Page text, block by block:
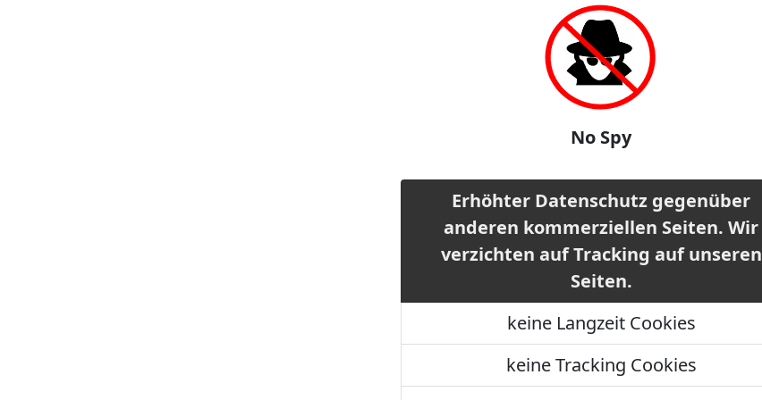
No Spy
Erhöhter Datenschutz gegenüber
anderen kommerziellen Seiten. Wir
verzichten auf Tracking auf unseren
Seiten.
keine Langzeit Cookies
keine Tracking Cookies